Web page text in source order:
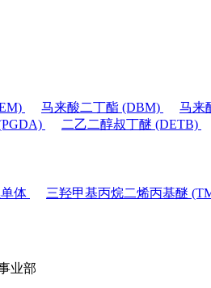
马来酸二丁酯 (DBM)
马来
二乙二醇叔丁醚 (DETB)
体 三羟甲基丙烷二烯丙基醚
业部